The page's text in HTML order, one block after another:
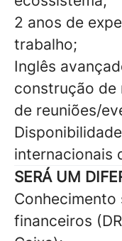
2 anos de
trabalho;
Inglês
construção de
de reuniões/
internacionais
SERÁ UM
financeiros